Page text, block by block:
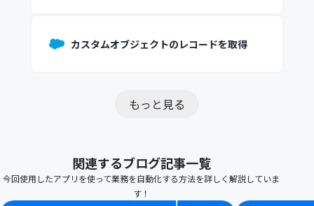
カスタムオブジェクトのレコードを取得
もっと見る
関連するブログ記事一覧
今回使用したアプリを使って業務を自動化する方法を詳しく解説していま
す！